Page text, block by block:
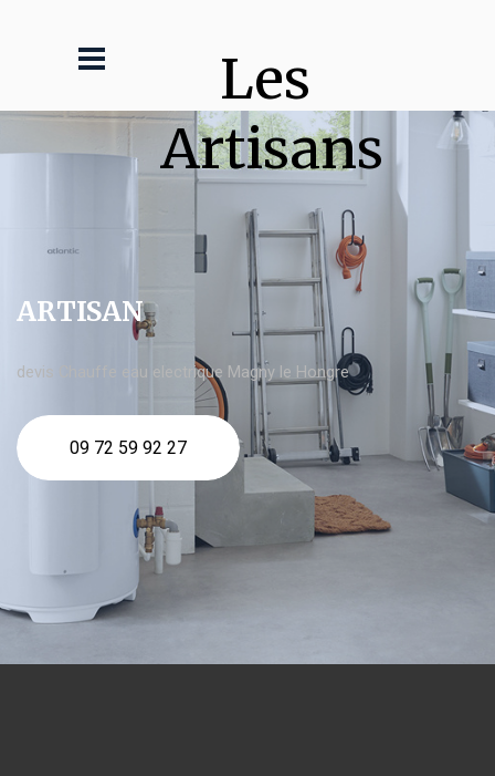
Les
Artisans
ARTISAN
devis Chauffe eau electrique Magny le Hongre
09 72 59 92 27